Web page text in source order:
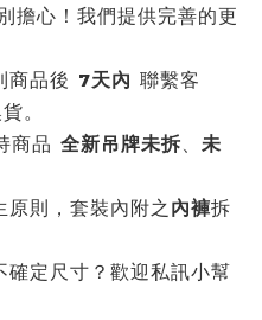
擔心！我們提供完善的更
商品後 7天內 聯繫客
。
商品 全新吊牌未拆、 未
原則，套裝內附之內褲拆
確定尺寸？歡迎私訊小幫